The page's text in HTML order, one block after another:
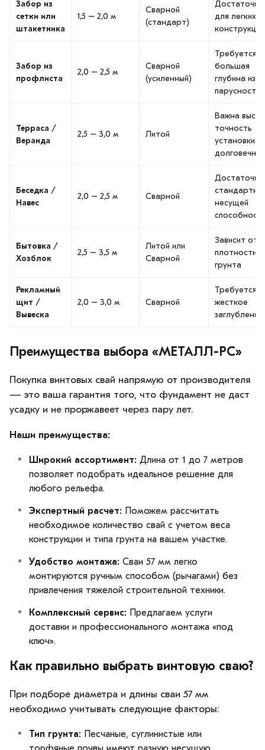
Забор из
сетки или
штакетника
1,5 – 2,0 м
Сварной
(стандарт)
Достаточно
для легких
конструкций
Забор из
профлиста
2,0 – 2,5 м
Сварной
(усиленный)
Требуется
большая
глубина из-
парусности
Терраса /
Веранда
2,5 – 3,0 м Литой
Важна
точность
установки и
Беседка /
Навес
2,0 – 2,5 м Сварной
Достаточно
несущей
Бытовка /
Хозблок
2,5 – 3,5 м
Литой или
Сварной
Зависит от
плотности
грунта
Рекламный
щит /
Вывеска
2,0 – 3,0 м Сварной
Требуется
жесткое
заглубление
Преимущества выбора «МЕТАЛЛ-РС»
Покупка винтовых свай напрямую от производителя
— это ваша гарантия того, что фундамент не даст
усадку и не проржавеет через пару лет.
Наши преимущества:
Широкий ассортимент: Длина от 1 до 7 метров
позволяет подобрать идеальное решение для
любого рельефа.
Экспертный расчет: Поможем рассчитать
необходимое количество свай с учетом веса
конструкции и типа грунта на вашем участке.
Удобство монтажа: Сваи 57 мм легко
монтируются ручным способом (рычагами) без
привлечения тяжелой строительной техники.
Комплексный сервис: Предлагаем услуги
доставки и профессионального монтажа «под
ключ».
Как правильно выбрать винтовую сваю?
При подборе диаметра и длины сваи 57 мм
необходимо учитывать следующие факторы:
Тип грунта: Песчаные, суглинистые или